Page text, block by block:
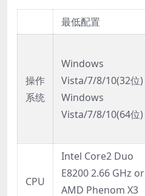
最低配置
操作
系统
Windows
Vista/7/8/10(32位)
Windows
Vista/7/8/10(64位)
CPU
Intel Core2 Duo
E8200 2.66 GHz or
AMD Phenom X3